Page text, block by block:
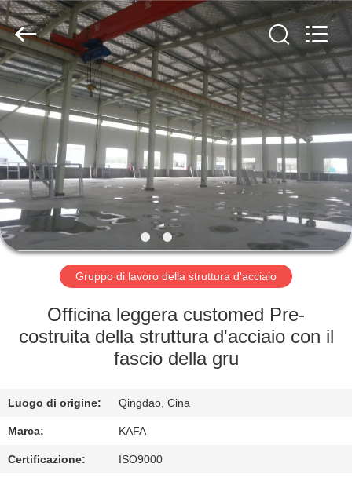
CASA.
PRODOTTI
VIDEO
SPETTACOLO
VR
SIAMO
ALLA
FABBRICA
Qingdao
KaFa
Fabrication
Co.,
Ltd..
All
Rights
Reserved.
Gruppo di lavoro della struttura d'acciaio
Officina leggera customed Pre-
costruita della struttura d'acciaio con il
fascio della gru
Luogo di origine: Qingdao, Cina
Marca: KAFA
Certificazione: ISO9000